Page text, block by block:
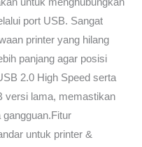
untuk menghubungkan
port USB. Sangat
printer yang hilang
panjang agar posisi
2.0 High Speed serta
versi lama, memastikan
untuk printer &